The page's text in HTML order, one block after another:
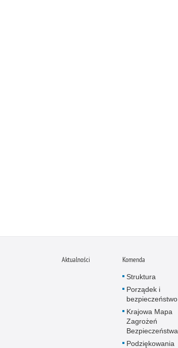
Aktualności Komenda
Struktura
Porządek i
bezpieczeństwo
Krajowa Mapa
Zagrożeń
Bezpieczeństwa
Podziękowania